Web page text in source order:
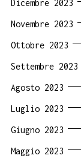
Dicembre 2023
Novembre 2023
Ottobre 2023
Settembre 2023
Agosto 2023
Luglio 2023
Giugno 2023
Maggio 2023